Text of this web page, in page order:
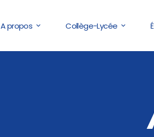
A propos Collège-Lycée